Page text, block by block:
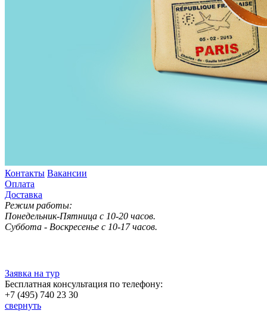
Контакты Вакансии
Оплата
Доставка
Режим работы:
Понедельник-Пятница с 10-20 часов.
Суббота - Воскресенье с 10-17 часов.
Заявка на тур
Бесплатная консультация по телефону:
+7 (495) 740 23 30
свернуть